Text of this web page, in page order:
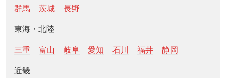
群馬
茨城 長野
東海・北陸
三重 富山 岐阜 愛知 石川 福井 静岡
近畿